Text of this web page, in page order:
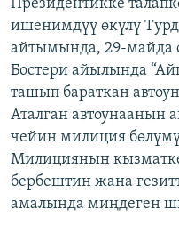
Президентикке
ишенимдүү өкүлү
айтымында, 29-майда
Бостери айылында
ташып бараткан
Аталган автоунаанын
чейин милиция
Милициянын
бербештин жана
амалында миңдеген